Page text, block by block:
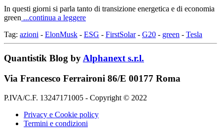
In questi giorni si parla tanto di transizione energetica e di economia
green ...continua a leggere
Tag: azioni - ElonMusk - ESG - FirstSolar- G20 - green - Tesla
Quantistik Blog byAlphanext s.r.l.
Via Francesco Ferraironi 86/E 00177 Roma
P.IVA/C.F. 13247171005 - Copyright © 2022
Privacy e Cookie policy
Termini e condizioni